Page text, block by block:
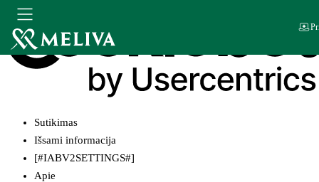
Sutikimas
Išsami informacija
[#IABV2SETTINGS#]
Apie